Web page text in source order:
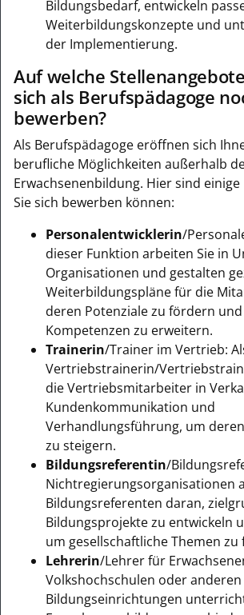
Bildungsbedarf, entwickeln
Weiterbildungskonzepte und
der Implementierung.
Auf welche
sich als Berufspädagoge
bewerben?
Als Berufspädagoge eröffnen sich
berufliche Möglichkeiten außerhalb
Erwachsenenbildung. Hier sind
Sie sich bewerben können:
Personalentwicklerin/
dieser Funktion arbeiten Sie in
Organisationen und gestalten
Weiterbildungspläne für die
deren Potenziale zu fördern
Kompetenzen zu erweitern.
Trainerin/Trainer im Vertrieb:
Vertriebstrainerin/
die Vertriebsmitarbeiter in
Kundenkommunikation und
Verhandlungsführung, um
zu steigern.
Bildungsreferentin/
Nichtregierungsorganisationen
Bildungsreferenten daran,
Bildungsprojekte zu entwickeln
um gesellschaftliche Themen zu
Lehrerin/Lehrer für
Volkshochschulen oder anderen
Bildungseinrichtungen